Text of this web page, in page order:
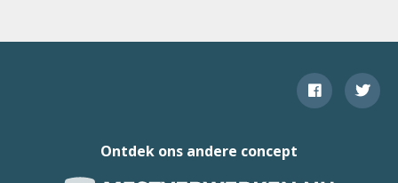
Ontdek ons andere concept